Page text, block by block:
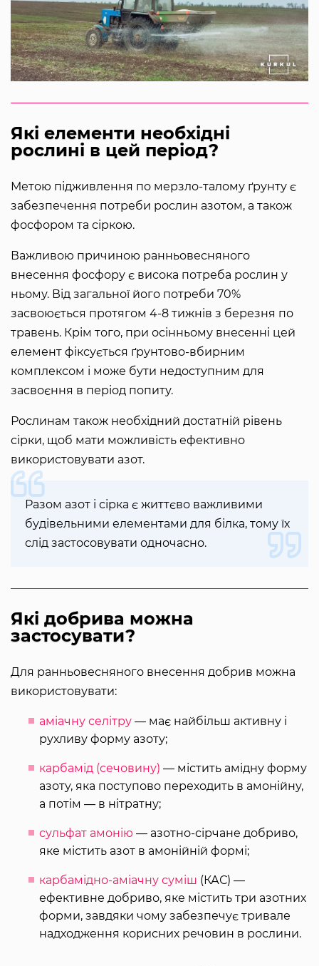
Які елементи необхідні
рослині в цей період?
Метою підживлення по мерзло-талому ґрунту є
забезпечення потреби рослин азотом, а також
фосфором та сіркою.
Важливою причиною ранньовесняного
внесення фосфору є висока потреба рослин у
ньому. Від загальної його потреби 70%
засвоюється протягом 4-8 тижнів з березня по
травень. Крім того, при осінньому внесенні цей
елемент фіксується ґрунтово-вбирним
комплексом і може бути недоступним для
засвоєння в період попиту.
Рослинам також необхідний достатній рівень
сірки, щоб мати можливість ефективно
використовувати азот.
Разом азот і сірка є життєво важливими
будівельними елементами для білка, тому їх
слід застосовувати одночасно.
Які добрива можна
застосувати?
Для ранньовесняного внесення добрив можна
використовувати:
аміачну селітру — має найбільш активну і
рухливу форму азоту;
карбамід (сечовину) — містить амідну форму
азоту, яка поступово переходить в амонійну,
а потім — в нітратну;
сульфат амонію — азотно-сірчане добриво,
яке містить азот в амонійній формі;
карбамідно-аміачну суміш (КАС) —
ефективне добриво, яке містить три азотних
форми, завдяки чому забезпечує тривале
надходження корисних речовин в рослини.